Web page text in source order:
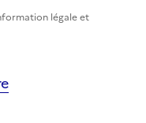
légale et